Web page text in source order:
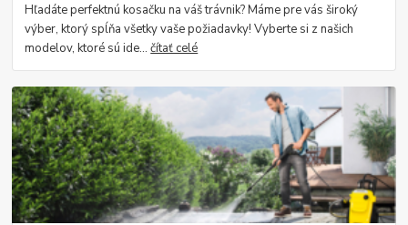
Hľadáte perfektnú kosačku na váš trávnik? Máme pre vás široký
výber, ktorý spĺňa všetky vaše požiadavky! Vyberte si z našich
modelov, ktoré sú ide...čítať celé